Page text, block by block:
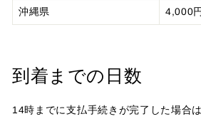
沖縄県 4,000円
到着までの日数
14時までに支払手続きが完了した場合